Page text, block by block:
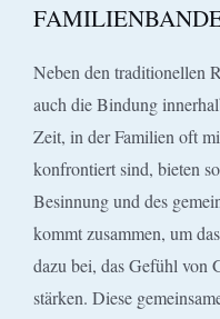
Neben den traditionellen
auch die Bindung
Zeit, in der Familien oft
konfrontiert sind, bieten
Besinnung und des
kommt zusammen, um
dazu bei, das Gefühl von
stärken. Diese